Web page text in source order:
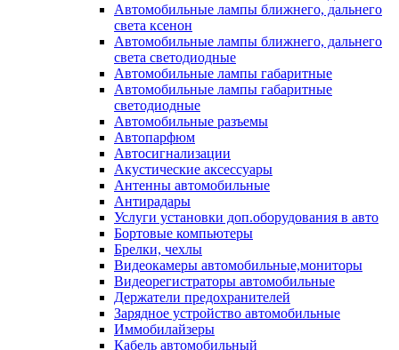
Автомобильные лампы ближнего, дальнего
света ксенон
Автомобильные лампы ближнего, дальнего
света светодиодные
Автомобильные лампы габаритные
Автомобильные лампы габаритные
светодиодные
Автомобильные разъемы
Автопарфюм
Автосигнализации
Акустические аксессуары
Антенны автомобильные
Антирадары
Услуги установки доп.оборудования в авто
Бортовые компьютеры
Брелки, чехлы
Видеокамеры автомобильные,мониторы
Видеорегистраторы автомобильные
Держатели предохранителей
Зарядное устройство автомобильные
Иммобилайзеры
Кабель автомобильный